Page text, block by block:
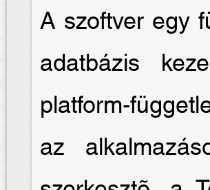
A szoftver egy
adatbázis
platform-
az